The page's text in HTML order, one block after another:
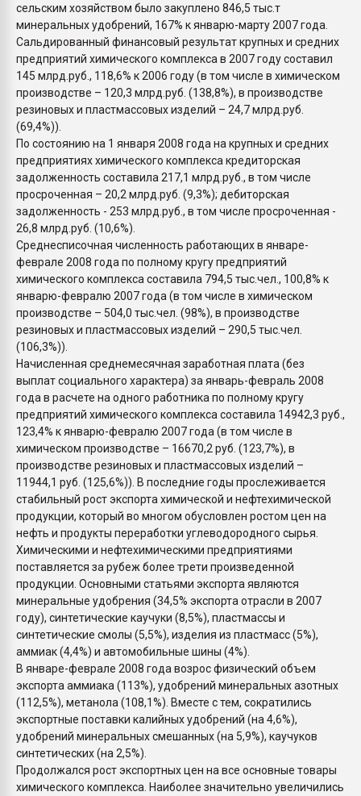
сельским хозяйством было закуплено 846,5 тыс.т
минеральных удобрений, 167% к январю-марту 2007 года.
Сальдированный финансовый результат крупных и средних
предприятий химического комплекса в 2007 году составил
145 млрд.руб., 118,6% к 2006 году (в том числе в химическом
производстве – 120,3 млрд.руб. (138,8%), в производстве
резиновых и пластмассовых изделий – 24,7 млрд.руб.
(69,4%)).
По состоянию на 1 января 2008 года на крупных и средних
предприятиях химического комплекса кредиторская
задолженность составила 217,1 млрд.руб., в том числе
просроченная – 20,2 млрд.руб. (9,3%); дебиторская
задолженность - 253 млрд.руб., в том числе просроченная -
26,8 млрд.руб. (10,6%).
Среднесписочная численность работающих в январе-
феврале 2008 года по полному кругу предприятий
химического комплекса составила 794,5 тыс.чел., 100,8% к
январю-февралю 2007 года (в том числе в химическом
производстве – 504,0 тыс.чел. (98%), в производстве
резиновых и пластмассовых изделий – 290,5 тыс.чел.
(106,3%)).
Начисленная среднемесячная заработная плата (без
выплат социального характера) за январь-февраль 2008
года в расчете на одного работника по полному кругу
предприятий химического комплекса составила 14942,3 руб.,
123,4% к январю-февралю 2007 года (в том числе в
химическом производстве – 16670,2 руб. (123,7%), в
производстве резиновых и пластмассовых изделий –
11944,1 руб. (125,6%)). В последние годы прослеживается
стабильный рост экспорта химической и нефтехимической
продукции, который во многом обусловлен ростом цен на
нефть и продукты переработки углеводородного сырья.
Химическими и нефтехимическими предприятиями
поставляется за рубеж более трети произведенной
продукции. Основными статьями экспорта являются
минеральные удобрения (34,5% экспорта отрасли в 2007
году), синтетические каучуки (8,5%), пластмассы и
синтетические смолы (5,5%), изделия из пластмасс (5%),
аммиак (4,4%) и автомобильные шины (4%).
В январе-феврале 2008 года возрос физический объем
экспорта аммиака (113%), удобрений минеральных азотных
(112,5%), метанола (108,1%). Вместе с тем, сократились
экспортные поставки калийных удобрений (на 4,6%),
удобрений минеральных смешанных (на 5,9%), каучуков
синтетических (на 2,5%).
Продолжался рост экспортных цен на все основные товары
химического комплекса. Наиболее значительно увеличились